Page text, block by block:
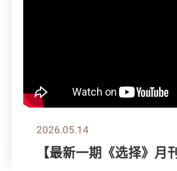
2026.05.14
【最新一期《选择》月